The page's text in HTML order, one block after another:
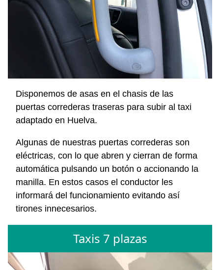
Disponemos de asas en el chasis de las
puertas correderas traseras para subir al taxi
adaptado en Huelva.
Algunas de nuestras puertas correderas son
eléctricas, con lo que abren y cierran de forma
automática pulsando un botón o accionando la
manilla. En estos casos el conductor les
informará del funcionamiento evitando así
tirones innecesarios.
Taxis 7 plazas